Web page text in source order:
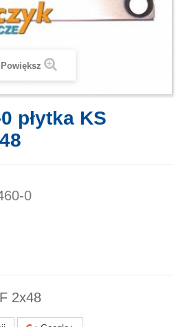
Powiększ
płytka KS
0
2x48